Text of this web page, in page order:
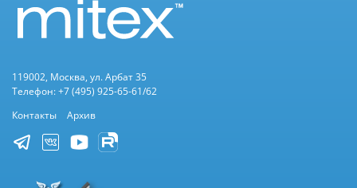
119002, Москва, ул. Арбат 35
Телефон: +7 (495) 925-65-61/62
Контакты
Архив